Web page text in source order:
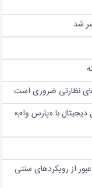
نظارتی ضروری است
با «پارس وام»
از رویکردهای سنتی